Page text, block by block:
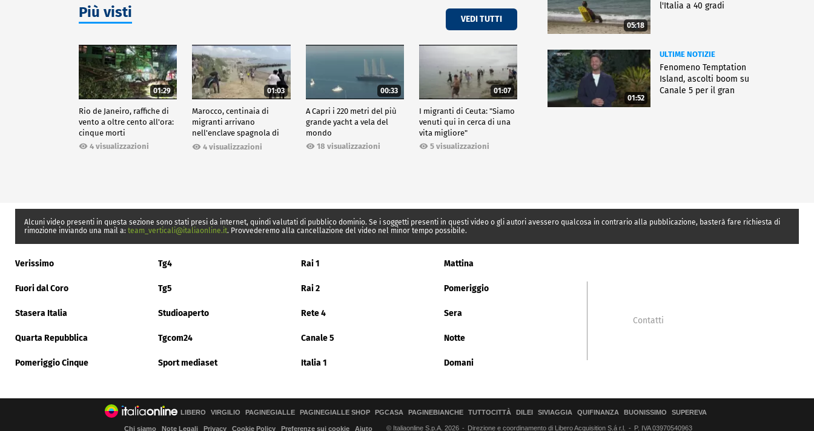
Più visti VEDI TUTTI
01:29
Rio de Janeiro, raffiche di
vento a oltre cento all'ora:
cinque morti
4 visualizzazioni
01:03
Marocco, centinaia di
migranti arrivano
nell'enclave spagnola di
Ceuta4 visualizzazioni
00:33
A Capri i 220 metri del più
grande yacht a vela del
mondo
18 visualizzazioni
01:07
I migranti di Ceuta: "Siamo
venuti qui in cerca di una
vita migliore"
5 visualizzazioni
05:18
l'Italia a 40 gradi
01:52
ULTIME NOTIZIE
Fenomeno Temptation
Island, ascolti boom su
Canale 5 per il gran
Alcuni video presenti in questa sezione sono stati presi da internet, quindi valutati di pubblico dominio. Se i soggetti presenti in questi video o gli autori avessero qualcosa in contrario alla pubblicazione, basterà fare richiesta di
rimozione inviando una mail a: team_verticali@italiaonline.it. Provvederemo alla cancellazione del video nel minor tempo possibile.
Verissimo Tg4 Rai 1 Mattina
Fuori dal Coro Tg5 Rai 2 Pomeriggio
Stasera Italia Studioaperto Rete 4 Sera
Quarta Repubblica Tgcom24 Canale 5 Notte
Pomeriggio Cinque Sport mediaset Italia 1 Domani
Contatti
LIBERO VIRGILIO PAGINEGIALLE PAGINEGIALLE SHOP PGCASA PAGINEBIANCHE TUTTOCITTÀ DILEI SIVIAGGIA QUIFINANZA BUONISSIMO SUPEREVA
Chi siamo Note Legali Privacy Cookie Policy Preferenze sui cookie Aiuto © Italiaonline S.p.A. 2026 Direzione e coordinamento di Libero Acquisition S.á r.l. P. IVA 03970540963